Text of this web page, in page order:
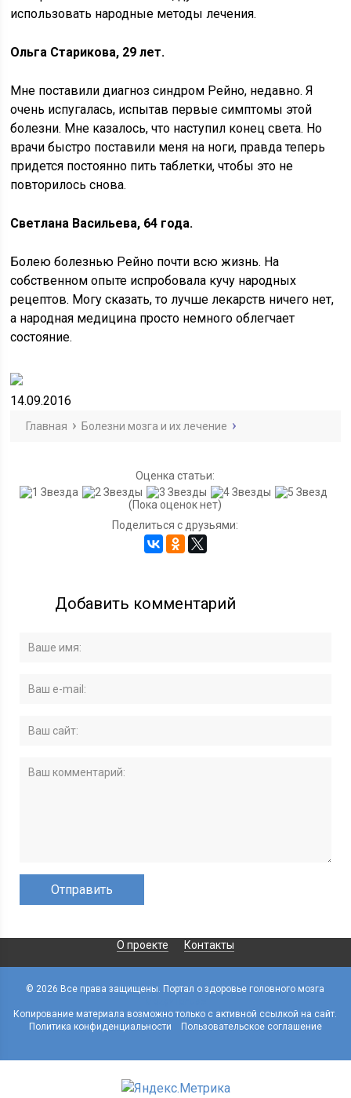
использовать народные методы лечения.
Ольга Старикова, 29 лет.
Мне поставили диагноз синдром Рейно, недавно. Я
очень испугалась, испытав первые симптомы этой
болезни. Мне казалось, что наступил конец света. Но
врачи быстро поставили меня на ноги, правда теперь
придется постоянно пить таблетки, чтобы это не
повторилось снова.
Светлана Васильева, 64 года.
Болею болезнью Рейно почти всю жизнь. На
собственном опыте испробовала кучу народных
рецептов. Могу сказать, то лучше лекарств ничего нет,
а народная медицина просто немного облегчает
состояние.
14.09.2016
Главная Болезни мозга и их лечение
Оценка статьи:
(Пока оценок нет)
Поделиться с друзьями:
Добавить комментарий
О проекте Контакты
© 2026 Все права защищены. Портал о здоровье головного мозга
Копирование материала возможно только с активной ссылкой на сайт.
Политика конфиденциальности
Пользовательское соглашение